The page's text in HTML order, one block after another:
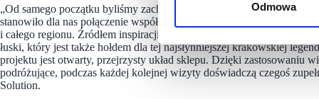
Odmowa
„Od samego początku byliśmy zachwyceni możliwością
stanowiło dla nas połączenie współczesnej energii mieszkańców
i całego regionu. Źródłem inspiracji stał się Smok Wawelski, a
łuski, który jest także hołdem dla tej najsłynniejszej krakowskiej
projektu jest otwarty, przejrzysty układ sklepu. Dzięki zastosowaniu
podróżujące, podczas każdej kolejnej wizyty doświadczą czegoś
Solution.